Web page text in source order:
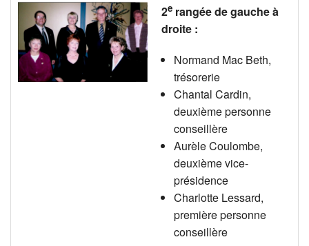
2e rangée de gauche à
droite :
Normand Mac Beth,
trésorerie
Chantal Cardin,
deuxième personne
conseillère
Aurèle Coulombe,
deuxième vice-
présidence
Charlotte Lessard,
première personne
conseillère